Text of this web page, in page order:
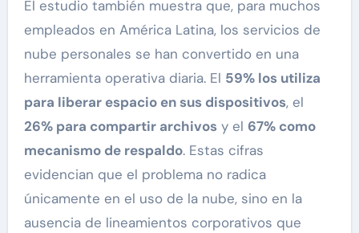
El estudio también muestra que, para muchos
empleados en América Latina, los servicios de
nube personales se han convertido en una
herramienta operativa diaria. El 59% los utiliza
para liberar espacio en sus dispositivos, el
26% para compartir archivosy el 67% como
mecanismo de respaldo. Estas cifras
evidencian que el problema no radica
únicamente en el uso de la nube, sino en la
ausencia de lineamientos corporativos que